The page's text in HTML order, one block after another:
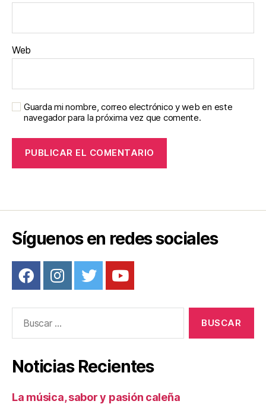
Web
Guarda mi nombre, correo electrónico y web en este
navegador para la próxima vez que comente.
Síguenos en redes sociales
Noticias Recientes
La música, sabor y pasión caleña